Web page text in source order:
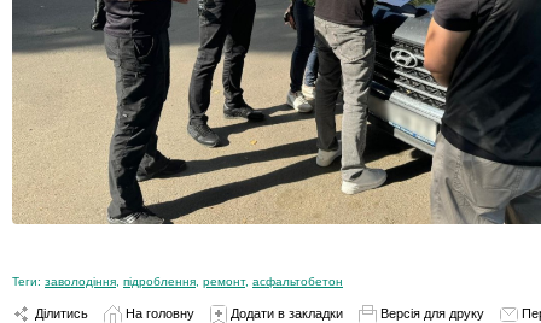
Теги: заволодіння підроблення ремонт, асфальтобетон
Ділитись На головну Додати в закладки Версія для друку